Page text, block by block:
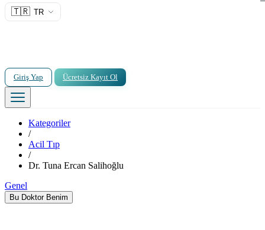
🇹🇷 TR
Giriş Yap Ücretsiz Kayıt Ol
Kategoriler
/
Acil Tıp
/
Dr. Tuna Ercan Salihoğlu
Genel
Bu Doktor Benim